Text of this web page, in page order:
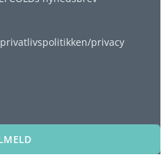
privacy